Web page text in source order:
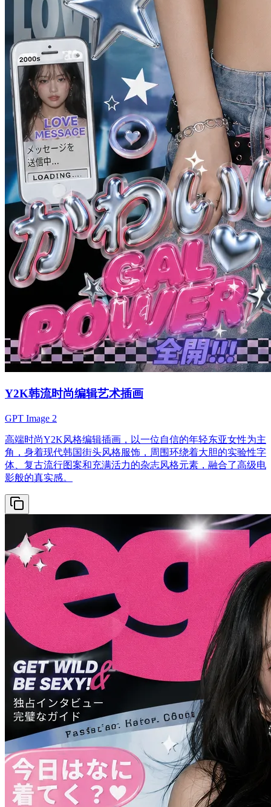
Y2K韩流时尚编辑艺术插画
GPT Image 2
高端时尚Y2K风格编辑插画，以一位自信的年轻东亚女性为主
角，身着现代韩国街头风格服饰，周围环绕着大胆的实验性字
体、复古流行图案和充满活力的杂志风格元素，融合了高级电
影般的真实感。